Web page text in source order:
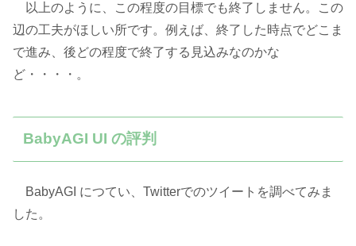
以上のように、この程度の目標でも終了しません。この
辺の工夫がほしい所です。例えば、終了した時点でどこま
で進み、後どの程度で終了する見込みなのかな
ど・・・・。
BabyAGI UI の評判
BabyAGI につてい、Twitterでのツイートを調べてみま
した。